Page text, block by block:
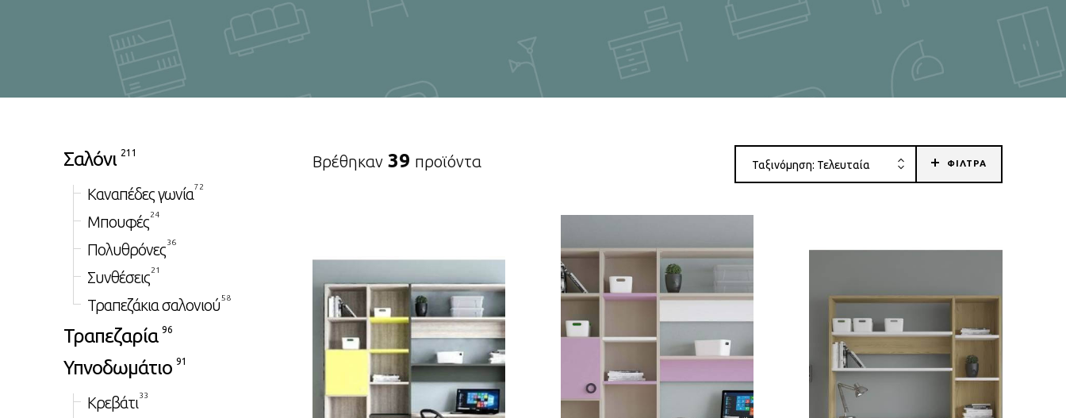
Σαλόνι 211
Καναπέδες γωνία72
Μπουφές24
Πολυθρόνες36
Συνθέσεις21
Τραπεζάκια σαλονιού 58
Τραπεζαρία 96
Υπνοδωμάτιο 91
Κρεβάτι33
Βρέθηκαν39 προϊόντα Ταξινόμηση: Τελευταία ΦΙΛΤΡΑ